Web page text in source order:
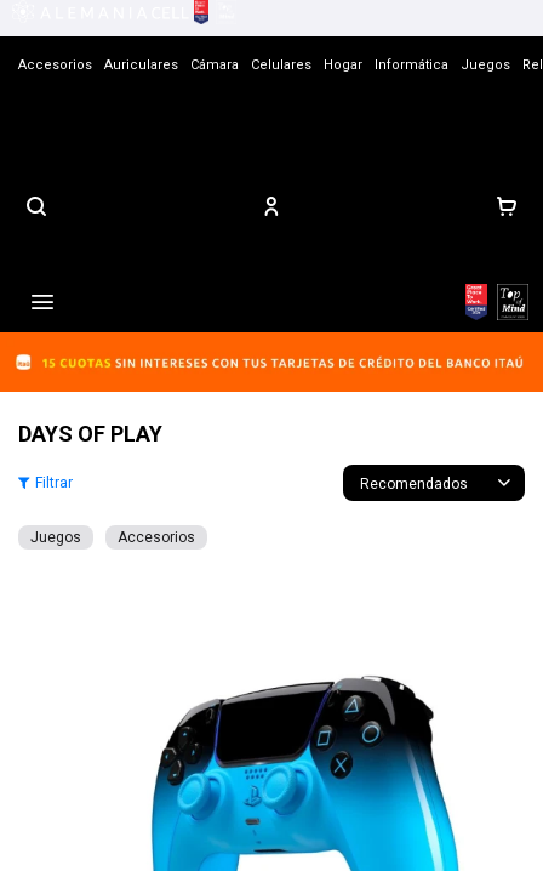
Accesorios Auriculares Cámara Celulares Hogar Informática Juegos

DAYS OF PLAY
Recomendados
Juegos Accesorios